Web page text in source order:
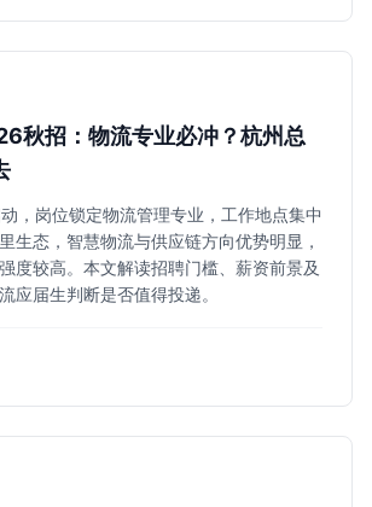
秋招：物流专业必冲？杭州总
，岗位锁定物流管理专业，工作地点集中
生态，智慧物流与供应链方向优势明显，
度较高。本文解读招聘门槛、薪资前景及
应届生判断是否值得投递。